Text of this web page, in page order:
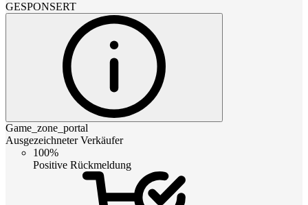
GESPONSERT
Game_zone_portal
Ausgezeichneter Verkäufer
100%
Positive Rückmeldung